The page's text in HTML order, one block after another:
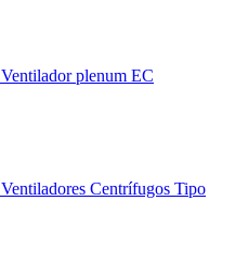
Ventilador plenum EC
Ventiladores Centrífugos Tipo